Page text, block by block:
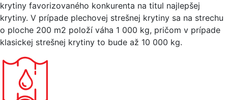
krytiny favorizovaného konkurenta na titul najlepšej
krytiny. V prípade plechovej strešnej krytiny sa na strechu
o ploche 200 m2 položí váha 1 000 kg, pričom v prípade
klasickej strešnej krytiny to bude až 10 000 kg.